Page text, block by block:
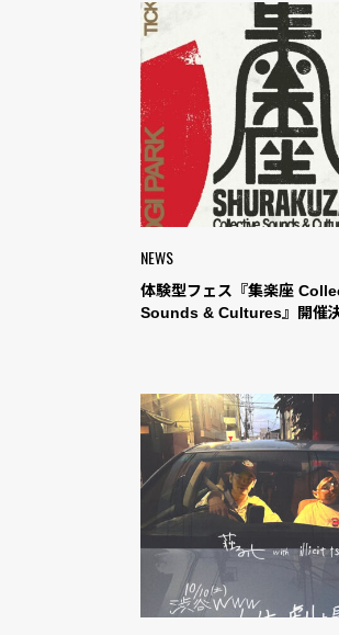
NEWS
体験型フェス『集楽座
Sounds & Cultures』開催